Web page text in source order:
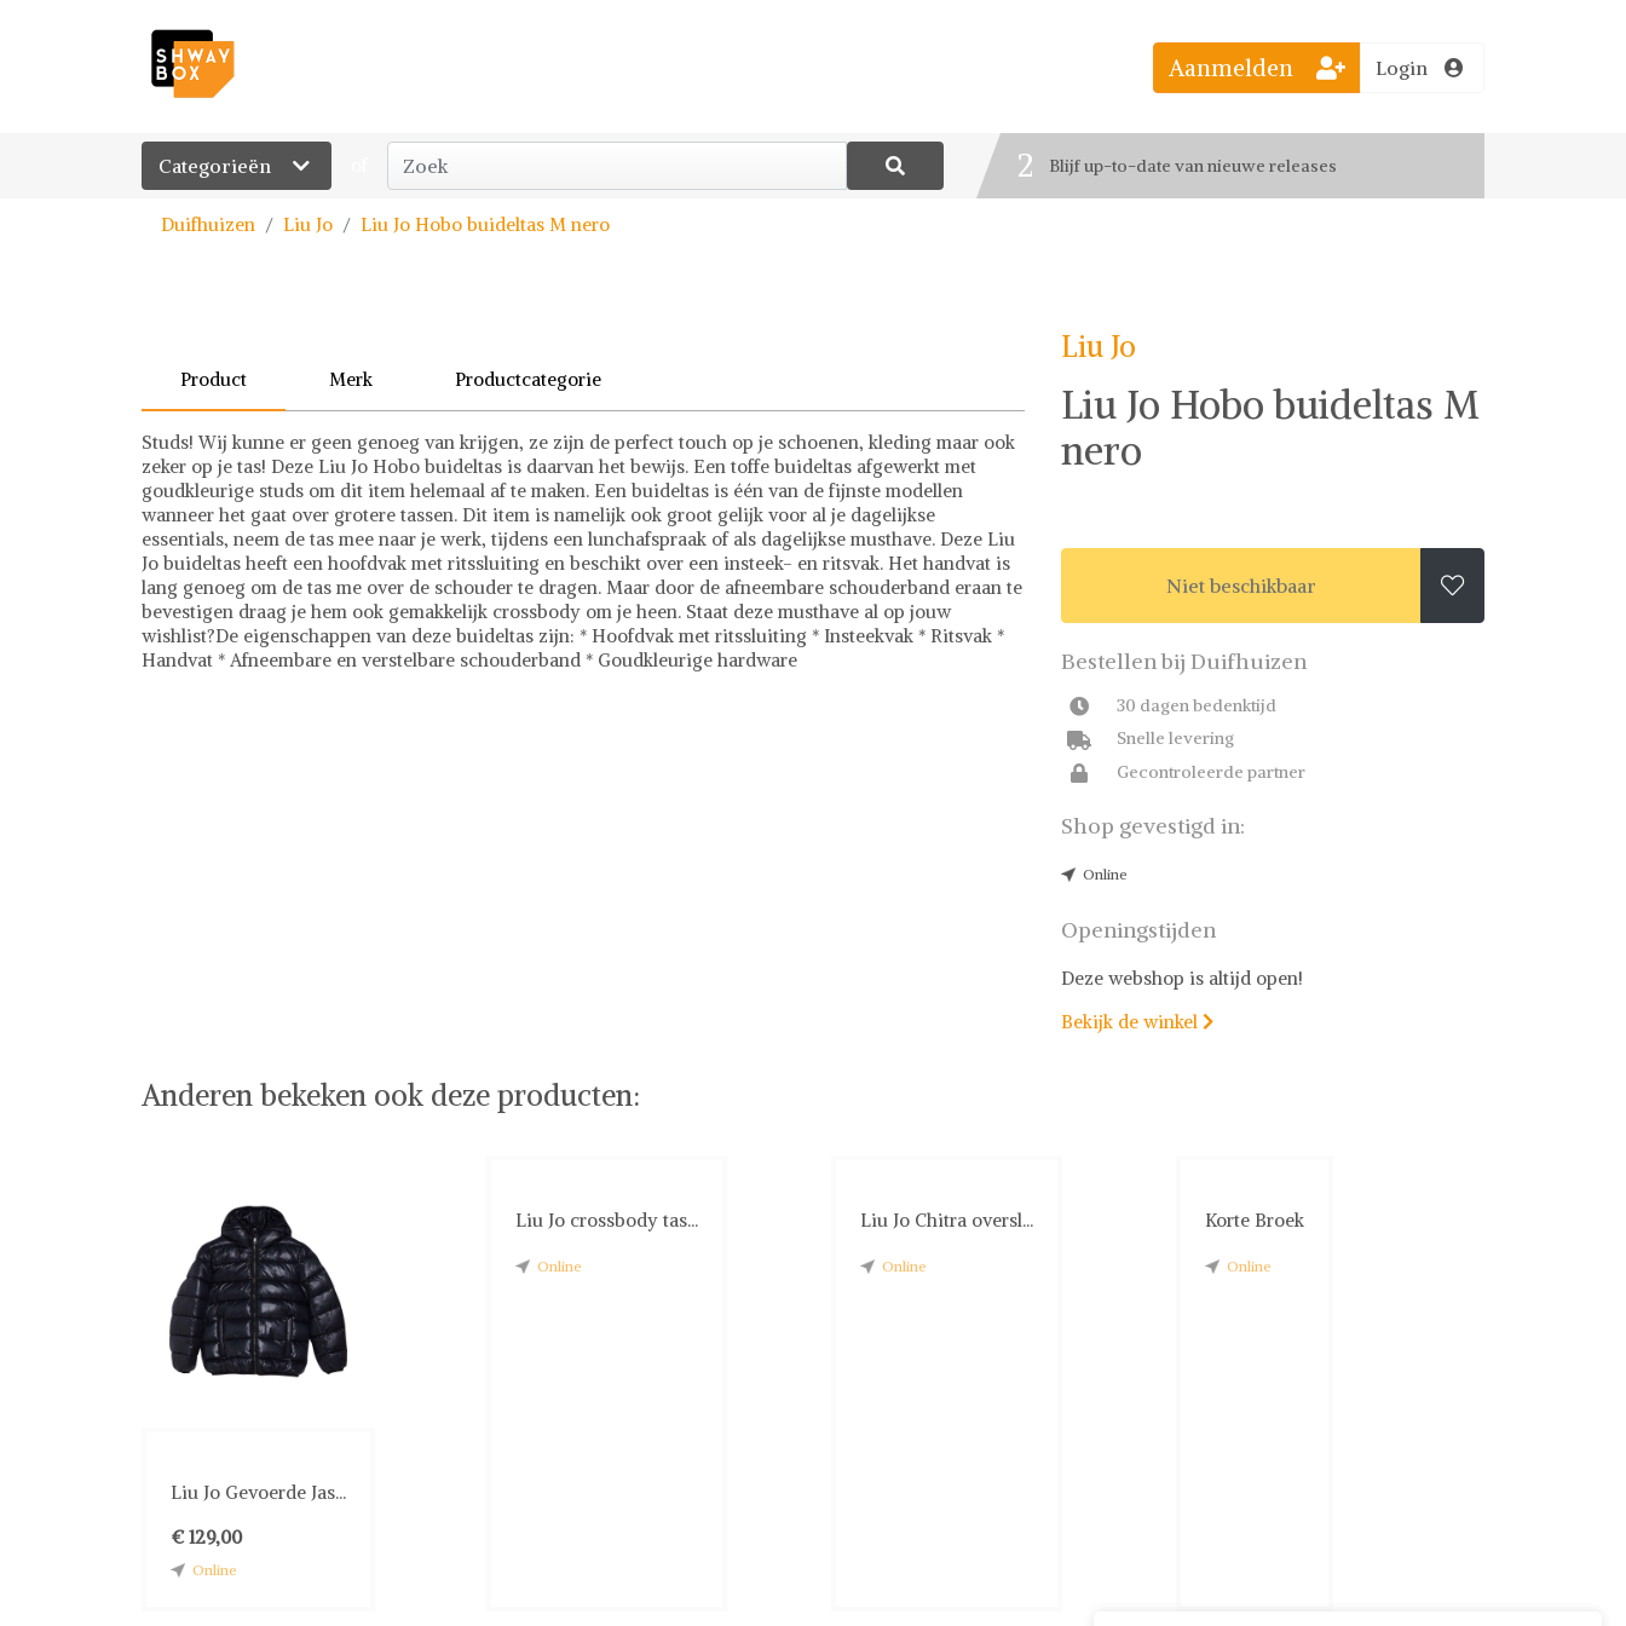
Categorieën
Bestel jouw favoriete looks
2 Blijf up-to-date van nieuwe releases
Aanmelden Login
Duifhuizen Liu Jo Liu Jo Hobo buideltas M nero
Product Merk Productcategorie
Studs! Wij kunne er geen genoeg van krijgen, ze zijn de perfect touch op je schoenen, kleding maar ook
zeker op je tas! Deze Liu Jo Hobo buideltas is daarvan het bewijs. Een toffe buideltas afgewerkt met
goudkleurige studs om dit item helemaal af te maken. Een buideltas is één van de fijnste modellen
wanneer het gaat over grotere tassen. Dit item is namelijk ook groot gelijk voor al je dagelijkse
essentials, neem de tas mee naar je werk, tijdens een lunchafspraak of als dagelijkse musthave. Deze Liu
Jo buideltas heeft een hoofdvak met ritssluiting en beschikt over een insteek- en ritsvak. Het handvat is
lang genoeg om de tas me over de schouder te dragen. Maar door de afneembare schouderband eraan te
bevestigen draag je hem ook gemakkelijk crossbody om je heen. Staat deze musthave al op jouw
wishlist?De eigenschappen van deze buideltas zijn: * Hoofdvak met ritssluiting * Insteekvak * Ritsvak *
Handvat * Afneembare en verstelbare schouderband * Goudkleurige hardware
Liu Jo
Liu Jo Hobo buideltas M
nero
Niet beschikbaar 
Bestellen bij Duifhuizen
30 dagen bedenktijd
Snelle levering
Gecontroleerde partner
Shop gevestigd in:
Online
Openingstijden
Deze webshop is altijd open!
Bekijk de winkel 
Anderen bekeken ook deze producten:
Liu Jo Gevoerde Jas...
€ 129,00
Online
Liu Jo crossbody tas...
Online
Liu Jo Chitra oversl...
Online
Korte Broek
Online